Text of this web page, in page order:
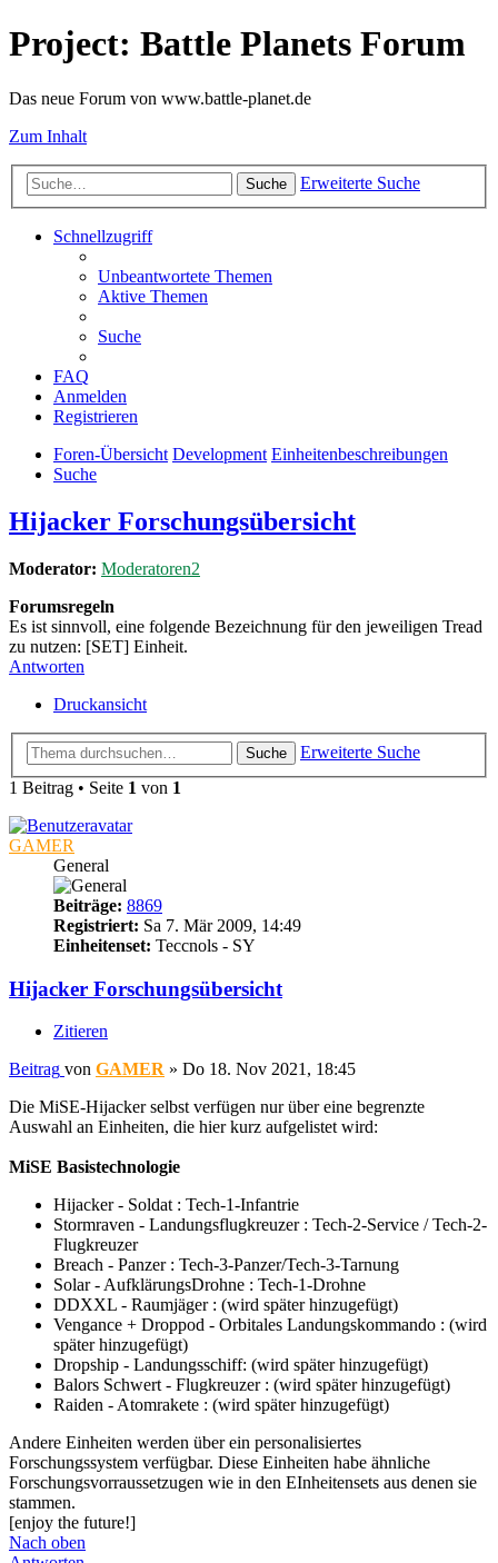
Project: Battle Planets Forum
Das neue Forum von www.battle-planet.de
Zum Inhalt
Suche Erweiterte Suche
Schnellzugriff
Unbeantwortete Themen
Aktive Themen
Suche
FAQ
Anmelden
Registrieren
Foren-Übersicht Development Einheitenbeschreibungen
Suche
Hijacker Forschungsübersicht
Moderator: Moderatoren2
Forumsregeln
Es ist sinnvoll, eine folgende Bezeichnung für den jeweiligen Tread
zu nutzen: [SET] Einheit.
Antworten
Druckansicht
Suche
Erweiterte Suche
1 Beitrag • Seite 1 von 1
GAMER
General
Beiträge: 8869
Registriert: Sa 7. Mär 2009, 14:49
Einheitenset: Teccnols - SY
Hijacker Forschungsübersicht
Zitieren
Beitrag von GAMER » Do 18. Nov 2021, 18:45
Die MiSE-Hijacker selbst verfügen nur über eine begrenzte
Auswahl an Einheiten, die hier kurz aufgelistet wird:
MiSE Basistechnologie
Hijacker - Soldat : Tech-1-Infantrie
Stormraven - Landungsflugkreuzer : Tech-2-Service / Tech-2-
Flugkreuzer
Breach - Panzer : Tech-3-Panzer/Tech-3-Tarnung
Solar - AufklärungsDrohne : Tech-1-Drohne
DDXXL - Raumjäger : (wird später hinzugefügt)
Vengance + Droppod - Orbitales Landungskommando : (wird
später hinzugefügt)
Dropship - Landungsschiff: (wird später hinzugefügt)
Balors Schwert - Flugkreuzer : (wird später hinzugefügt)
Raiden - Atomrakete : (wird später hinzugefügt)
Andere Einheiten werden über ein personalisiertes
Forschungssystem verfügbar. Diese Einheiten habe ähnliche
Forschungsvorraussetzugen wie in den EInheitensets aus denen sie
stammen.
[enjoy the future!]
Nach oben